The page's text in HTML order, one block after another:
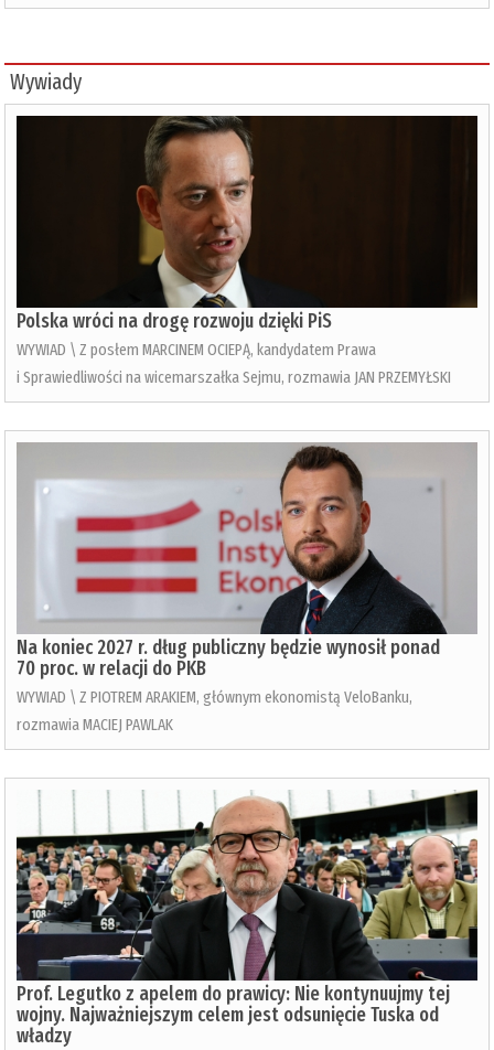
Wywiady
Polska wróci na drogę rozwoju dzięki PiS
WYWIAD \ Z posłem MARCINEM OCIEPĄ, kandydatem Prawa
i Sprawiedliwości na wicemarszałka Sejmu, rozmawia JAN PRZEMYŁSKI
Na koniec 2027 r. dług publiczny będzie wynosił ponad
70 proc. w relacji do PKB
WYWIAD \ Z PIOTREM ARAKIEM, głównym ekonomistą VeloBanku,
rozmawia MACIEJ PAWLAK
Prof. Legutko z apelem do prawicy: Nie kontynuujmy tej
wojny. Najważniejszym celem jest odsunięcie Tuska od
władzy